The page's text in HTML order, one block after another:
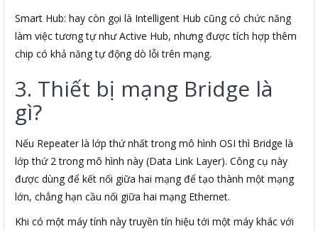
Smart Hub: hay còn gọi là Intelligent Hub cũng có chức năng
làm việc tương tự như Active Hub, nhưng được tích hợp thêm
chip có khả năng tự động dò lỗi trên mạng.
3. Thiết bị mạng Bridge là
gì?
Nếu Repeater là lớp thứ nhất trong mô hình OSI thì Bridge là
lớp thứ 2 trong mô hình này (Data Link Layer). Công cụ này
được dùng để kết nối giữa hai mạng để tạo thành một mạng
lớn, chẳng hạn cầu nối giữa hai mạng Ethernet.
Khi có một máy tính này truyền tín hiệu tới một máy khác với